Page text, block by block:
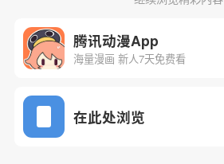
腾讯动漫App
海量漫画 新人7天免费看
在此处浏览